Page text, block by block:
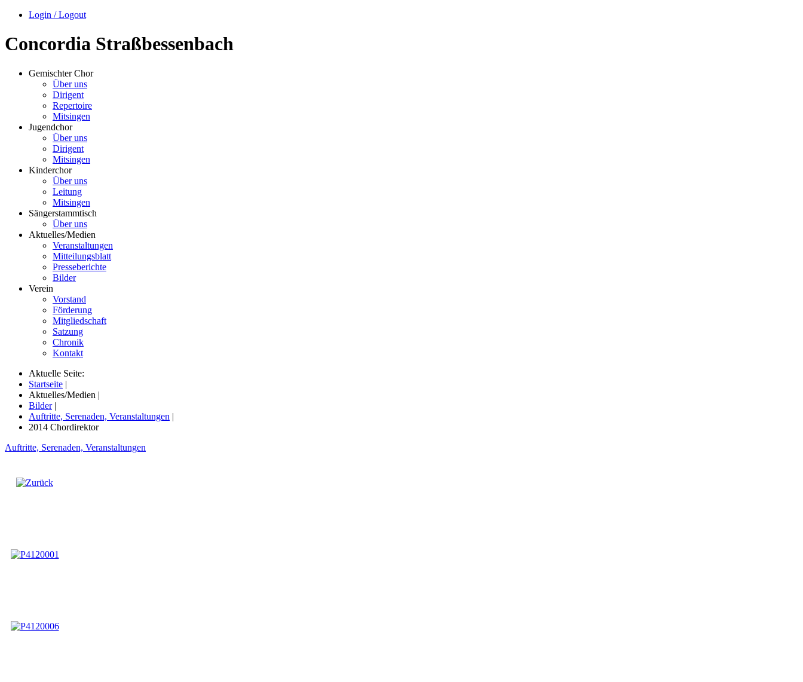
Login / Logout
Concordia Straßbessenbach
Gemischter Chor
Über uns
Dirigent
Repertoire
Mitsingen
Jugendchor
Über uns
Dirigent
Mitsingen
Kinderchor
Über uns
Leitung
Mitsingen
Sängerstammtisch
Über uns
Aktuelles/Medien
Veranstaltungen
Mitteilungsblatt
Presseberichte
Bilder
Verein
Vorstand
Förderung
Mitgliedschaft
Satzung
Chronik
Kontakt
Aktuelle Seite:
Startseite |
Aktuelles/Medien |
Bilder |
Auftritte, Serenaden, Veranstaltungen |
2014 Chordirektor
Auftritte, Serenaden, Veranstaltungen